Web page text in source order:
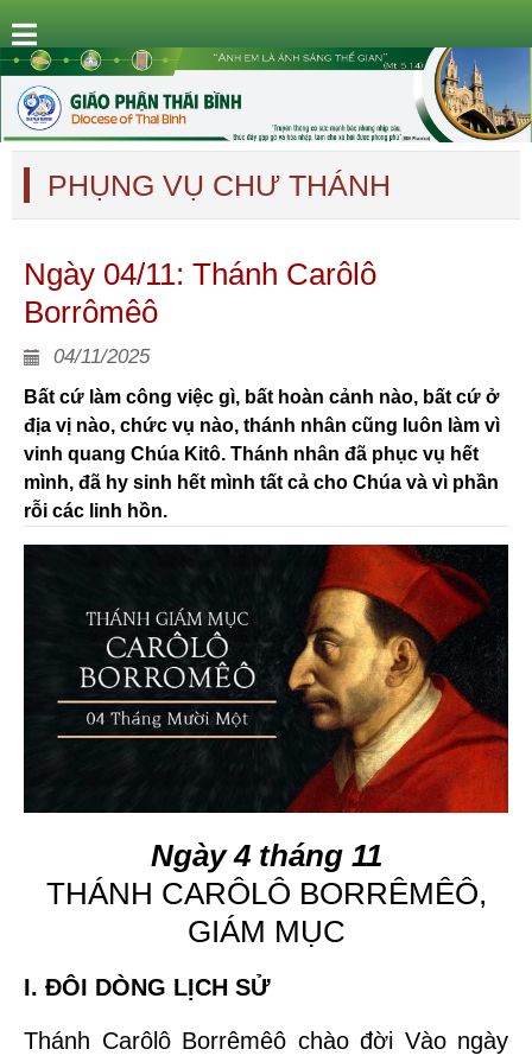
PHỤNG VỤ CHƯ THÁNH
Ngày 04/11: Thánh Carôlô
Borrômêô
04/11/2025
Bất cứ làm công việc gì, bất hoàn cảnh nào, bất cứ ở
địa vị nào, chức vụ nào, thánh nhân cũng luôn làm vì
vinh quang Chúa Kitô. Thánh nhân đã phục vụ hết
mình, đã hy sinh hết mình tất cả cho Chúa và vì phần
rỗi các linh hồn.
Ngày 4 tháng 11
THÁNH CARÔLÔ BORRÊMÊÔ,
GIÁM MỤC
I. ĐÔI DÒNG LỊCH SỬ
Thánh Carôlô Borrêmêô chào đời Vào ngày